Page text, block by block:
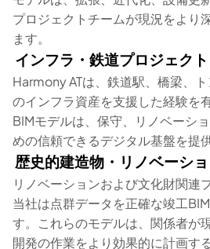
プロジェクトチームが現況をより
ます。
インフラ・鉄道プロジェクト
Harmony ATは、鉄道駅、橋梁、
のインフラ資産を支援した経験を
BIMモデルは、保守、リノベーシ
めの信頼できるデジタル基盤を提
歴史的建造物・リノベーシ
リノベーションおよび文化財関連
当社は点群データを正確な竣工
す。これらのモデルは、関係者が
開発の作業をより効果的に計画す